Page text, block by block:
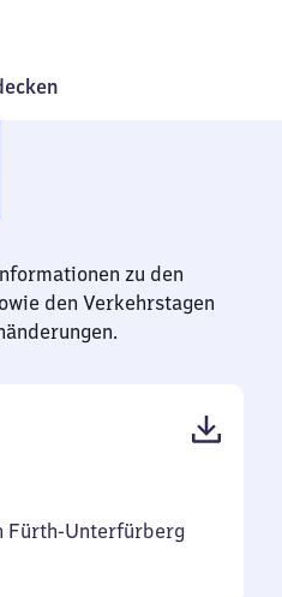
zu den
den Verkehrstagen
Fürth-Unterfürberg